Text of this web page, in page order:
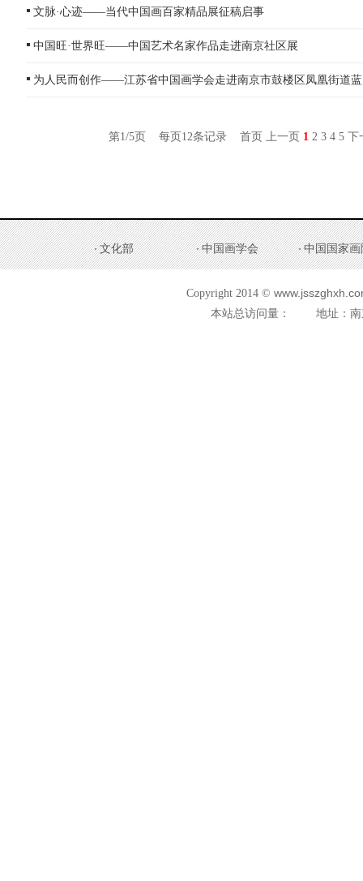
文脉·心迹——当代中国画百家精品展征稿启事
中国旺·世界旺——中国艺术名家作品走进南京社区展
为人民而创作——江苏省中国画学会走进南京市鼓楼区凤凰街道
第1/5页 每页12条记录 首页 上一页 1 2 3 4 5 下
文化部 中国画学会 中国国家画
Copyright 2014 ©
本站总访问量： 地址：南